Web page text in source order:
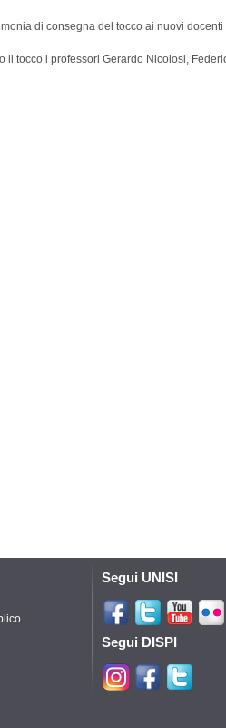
di consegna del tocco ai nuovi
tocco i professori Gerardo Nicolosi,
Segui UNISI
Segui DISPI